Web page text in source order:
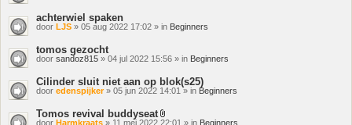
achterwiel spaken
door LJS » 05 aug 2022 17:02 » in Beginners
tomos gezocht
door sandoz815 » 04 jul 2022 15:56 » in Beginners
Cilinder sluit niet aan op blok(s25)
door edenspijker» 05 jun 2022 14:01 » in Beginners
Tomos revival buddyseat
Bijlage(n)
door Harmkraats » 11 mei 2022 22:01 » in Beginners